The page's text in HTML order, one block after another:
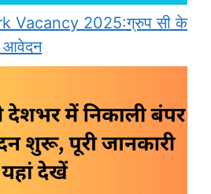
Vacancy 2025:ग्रुप सी के
आवेदन